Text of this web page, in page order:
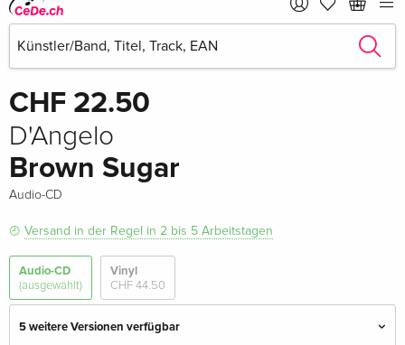
CHF 22.50
D'Angelo
Brown Sugar
Audio-CD
Versand in der Regel in 2 bis 5 Arbeitstagen
Audio-CD
(ausgewählt)
Vinyl
CHF 44.50
5 weitere Versionen verfügbar